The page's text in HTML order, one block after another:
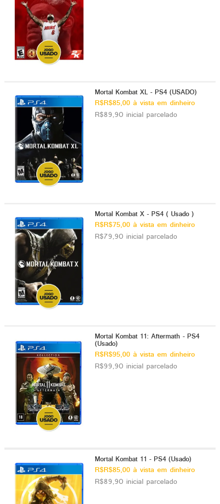
Mortal Kombat XL - PS4 (USADO)
R$R$85,00 à vista em dinheiro
R$89,90 inicial parcelado
Mortal Kombat X - PS4 ( Usado )
R$R$75,00 à vista em dinheiro
R$79,90 inicial parcelado
Mortal Kombat 11: Aftermath - PS4
(Usado)
R$R$95,00 à vista em dinheiro
R$99,90 inicial parcelado
Mortal Kombat 11 - PS4 (Usado)
R$R$85,00 à vista em dinheiro
R$89,90 inicial parcelado